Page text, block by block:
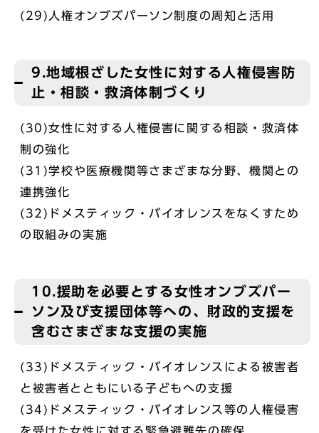
(29)人権オンブズパーソン制度の周知と活用
9.地域根ざした女性に対する人権侵害防
止・相談・救済体制づくり
(30)女性に対する人権侵害に関する相談・救済体
制の強化
(31)学校や医療機関等さまざまな分野、機関との
連携強化
(32)ドメスティック・バイオレンスをなくすため
の取組みの実施
10.援助を必要とする女性オンブズパー
ソン及び支援団体等への、財政的支援を
含むさまざまな支援の実施
(33)ドメスティック・バイオレンスによる被害者
と被害者とともにいる子どもへの支援
(34)ドメスティック・バイオレンス等の人権侵害